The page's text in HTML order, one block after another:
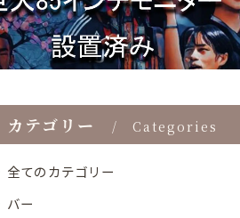
カテゴリー Categories
全てのカテゴリー
バー